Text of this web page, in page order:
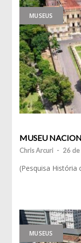
MUSEUS
MUSEU
Chris Arcuri - 26
(Pesquisa História
MUSEUS